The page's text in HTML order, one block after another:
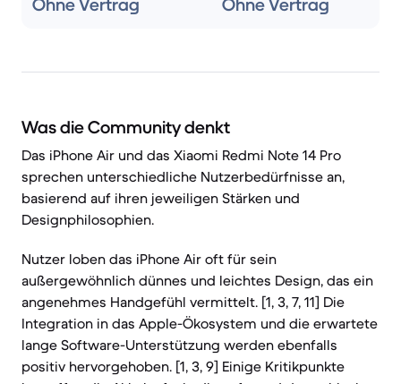
Ohne Vertrag Ohne Vertrag
Was die Community denkt
Das iPhone Air und das Xiaomi Redmi Note 14 Pro
sprechen unterschiedliche Nutzerbedürfnisse an,
basierend auf ihren jeweiligen Stärken und
Designphilosophien.
Nutzer loben das iPhone Air oft für sein
außergewöhnlich dünnes und leichtes Design, das ein
angenehmes Handgefühl vermittelt. [1, 3, 7, 11] Die
Integration in das Apple-Ökosystem und die erwartete
lange Software-Unterstützung werden ebenfalls
positiv hervorgehoben. [1, 3, 9] Einige Kritikpunkte